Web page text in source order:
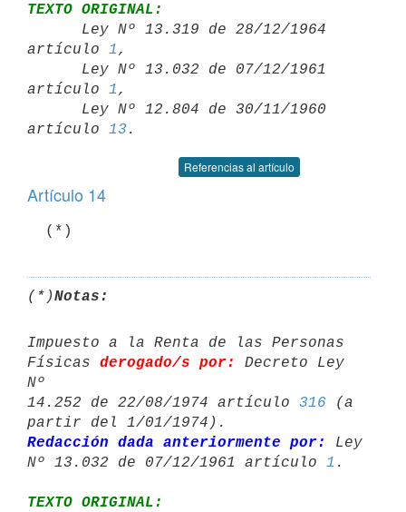
TEXTO ORIGINAL:
artículo 1 ,
artículo 1 ,
artículo 13
Referencias al artículo
Artículo 14
  (*)
(*)Notas:
Impuesto a la Renta de las Personas
Físicas derogado/s por:
Decreto Ley
Nº
14.252 de 22/08/1974 artículo 316 (a
Redacción dada anteriormente por:
Ley
Nº 13.032 de 07/12/1961 artículo 1
TEXTO ORIGINAL: